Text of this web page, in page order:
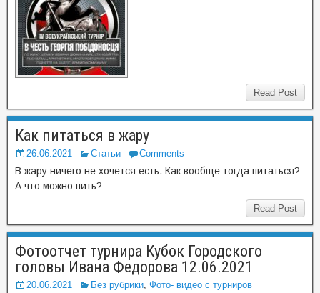
Read Post
Как питаться в жару
26.06.2021 Статьи Comments
В жару ничего не хочется есть. Как вообще тогда питаться?
А что можно пить?
Read Post
Фотоотчет турнира Кубок Городского
головы Ивана Федорова 12.06.2021
20.06.2021 Без рубрики, Фото- видео с турниров